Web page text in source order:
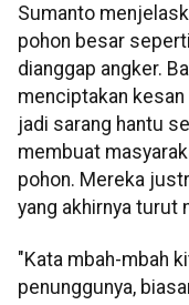
Sumanto
pohon besar
dianggap angker.
menciptakan
jadi sarang hantu
membuat
pohon. Mereka
yang akhirnya turut
"Kata mbah-mbah
penunggunya,